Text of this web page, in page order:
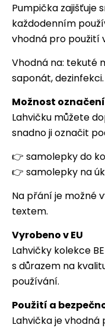
Pumpička zajišťuje
každodenním
vhodná pro použití
Vhodná na: tekuté
saponát, dezinfekci.
Možnost
Lahvičku můžete
snadno ji označit
👉 samolepky do
👉 samolepky na
Na přání je možné
textem.
Vyrobeno v EU
Lahvičky kolekce
s důrazem na
používání.
Použití a
Lahvička je